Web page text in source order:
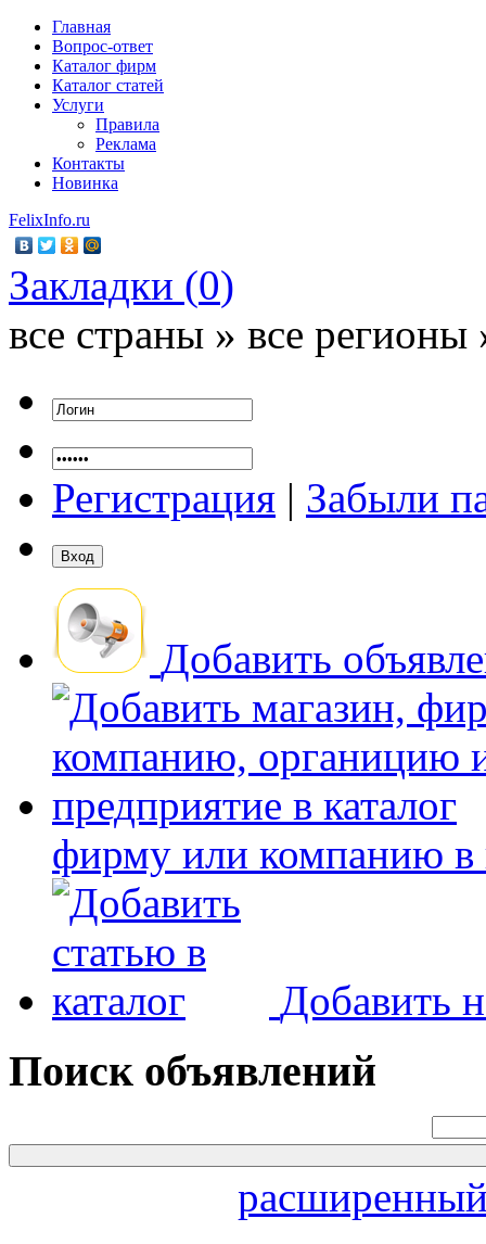
Главная
Вопрос-ответ
Каталог фирм
Каталог статей
Услуги
Правила
Реклама
Контакты
Новинка
FelixInfo.ru
Закладки (0)
все страны » все регионы
Регистрация | Забыли
Добавить
фирму или компанию в
Добавить
Поиск объявлений